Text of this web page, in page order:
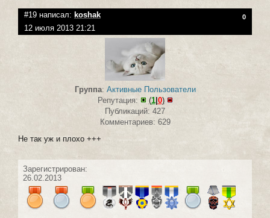
#19 написал: koshak 0
12 июля 2013 21:21
Группа: Активные Пользователи
Репутация:
(1| 0)
Публикаций: 427
Комментариев: 629
Не так уж и плохо +++
Зарегистрирован:
26.02.2013